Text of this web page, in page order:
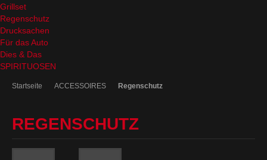
Grillset
Regenschutz
Drucksachen
Für das Auto
Dies & Das
SPIRITUOSEN
Startseite ACCESSOIRES Regenschutz
REGENSCHUTZ